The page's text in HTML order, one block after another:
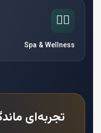
🧘‍♀️
Spa & Wellness
تجربه‌ای